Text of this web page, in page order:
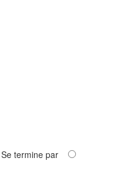
Se termine par